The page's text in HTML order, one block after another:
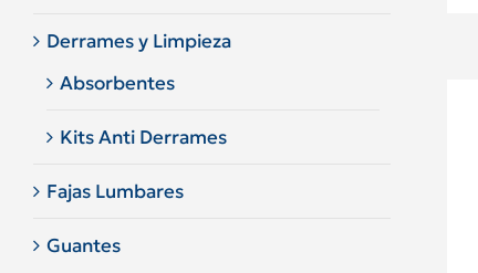
Derrames y Limpieza
Absorbentes
Kits Anti Derrames
Fajas Lumbares
Guantes